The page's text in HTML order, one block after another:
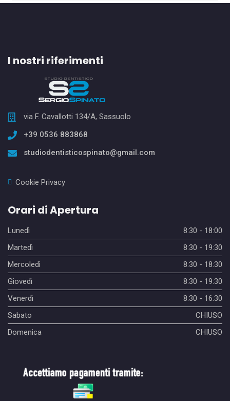
I nostri riferimenti
via F. Cavallotti 134/A, Sassuolo
+39 0536 883868
studiodentisticospinato@gmail.com
Cookie Privacy
Orari di Apertura
Lunedì
8:30 - 18:00
Martedì
8:30 - 19:30
Mercoledì
8:30 - 18:30
Giovedì
8:30 - 19:30
Venerdì
8:30 - 16:30
Sabato
CHIUSO
Domenica
CHIUSO